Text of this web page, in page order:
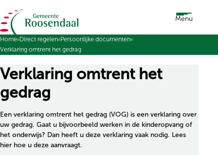
Ga naar de inhoud Menu
Home Direct regelen Persoonlijke documenten
Verklaring omtrent het gedrag
Verklaring omtrent het
gedrag
Een verklaring omtrent het gedrag (VOG) is een verklaring over
uw gedrag. Gaat u bijvoorbeeld werken in de kinderopvang of
het onderwijs? Dan heeft u deze verklaring vaak nodig. Lees
hier hoe u deze aanvraagt.